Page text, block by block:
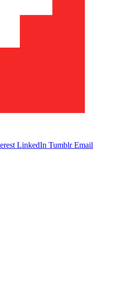
LinkedIn Tumblr Email